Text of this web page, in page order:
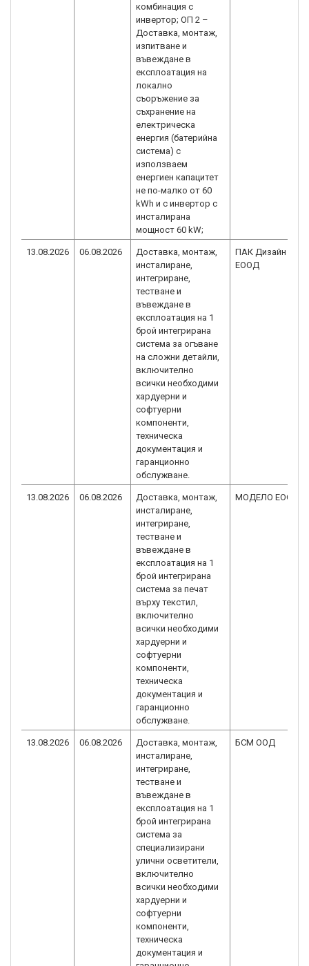
комбинация с
инвертор; ОП 2 –
Доставка, монтаж,
изпитване и
въвеждане в
експлоатация на
локално
съоръжение за
съхранение на
електрическа
енергия (батерийна
система) с
използваем
енергиен капацитет
не по-малко от 60
kWh и с инвертор с
инсталирана
мощност 60 kW;
13.08.2026 06.08.2026
Доставка, монтаж,
инсталиране,
интегриране,
тестване и
въвеждане в
експлоатация на 1
брой интегрирана
система за огъване
на сложни детайли,
включително
всички необходими
хардуерни и
софтуерни
компоненти,
техническа
документация и
гаранционно
обслужване.
ПАК Дизайн
ЕООД
13.08.2026 06.08.2026
Доставка, монтаж,
инсталиране,
интегриране,
тестване и
въвеждане в
експлоатация на 1
брой интегрирана
система за печат
върху текстил,
включително
всички необходими
хардуерни и
софтуерни
компоненти,
техническа
документация и
гаранционно
обслужване.
МОДЕЛО ЕООД
13.08.2026 06.08.2026
Доставка, монтаж,
инсталиране,
интегриране,
тестване и
въвеждане в
експлоатация на 1
брой интегрирана
система за
специализирани
улични осветители,
включително
всички необходими
хардуерни и
софтуерни
компоненти,
техническа
документация и
БСМ ООД